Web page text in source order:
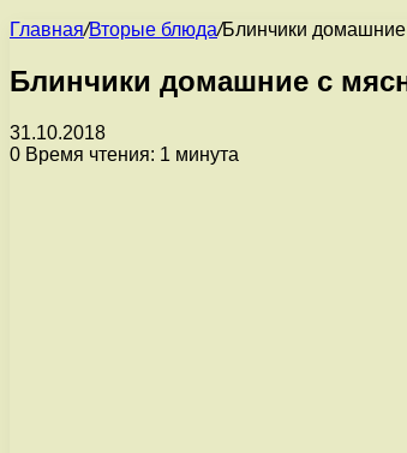
Главная/Вторые блюда/Блинчики домашние
Блинчики домашние с
31.10.2018
0 Время чтения: 1 минута